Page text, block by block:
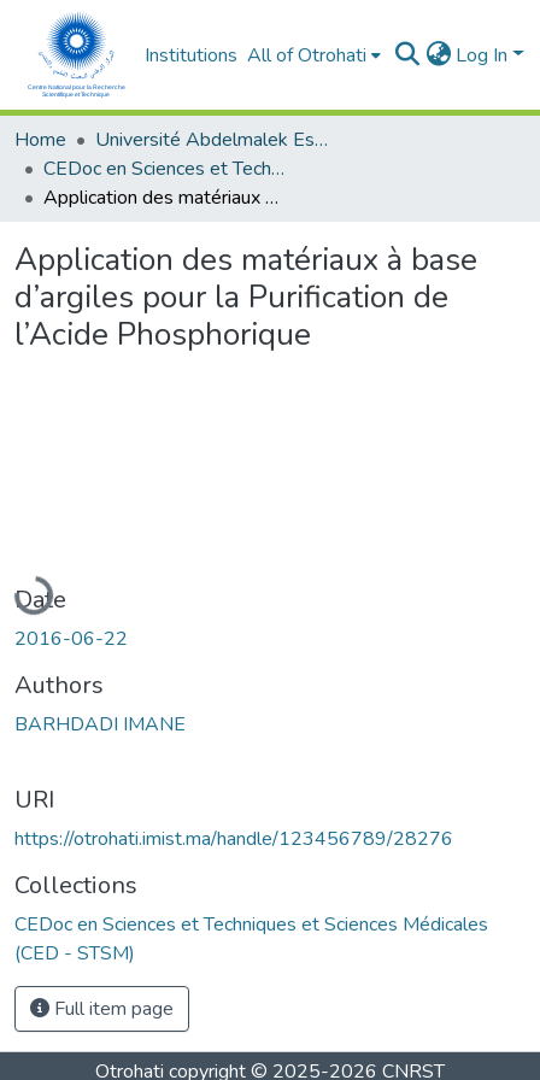
Institutions All of Otrohati Log In
Home
Université Abdelmalek Essaâdi - Tétouan
CEDoc en Sciences et Techniques et Sciences Médicales (CED - STSM)
Application des matériaux à base d’argiles pour la Purification de l’Acide Phosphorique
Application des matériaux à base
d’argiles pour la Purification de
l’Acide Phosphorique
Date
2016-06-22
Authors
BARHDADI IMANE
URI
https://otrohati.imist.ma/handle/123456789/28276
Collections
CEDoc en Sciences et Techniques et Sciences Médicales
(CED - STSM)
Full item page
Otrohati copyright © 2025-2026 CNRST